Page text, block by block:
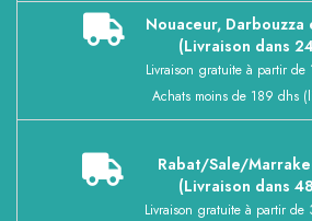
Nouaceur, Darbouzza
(Livraison dans
Livraison gratuite à partir
Achats moins de 189 dhs
Rabat/Sale/
(Livraison dans
Livraison gratuite à partir